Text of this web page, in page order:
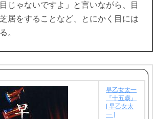
じゃないですよ」と言いながら、目
居をすることなど、とにかく目には
。
早乙女太一
『十五歳』
[ 早乙女太
一 ]